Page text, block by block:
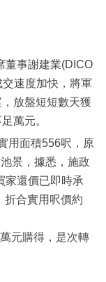
董事謝建業(DICO
速度加快，將軍
放盤短短數天獲
萬元。
用面積556呎，原
景，據悉，施政
家還價已即時承
折合實用呎價約
元購得，是次轉